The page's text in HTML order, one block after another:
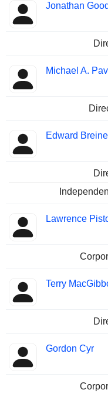
Jonathan
Michael A.
Edward
Lawrence
Terry
Gordon Cyr